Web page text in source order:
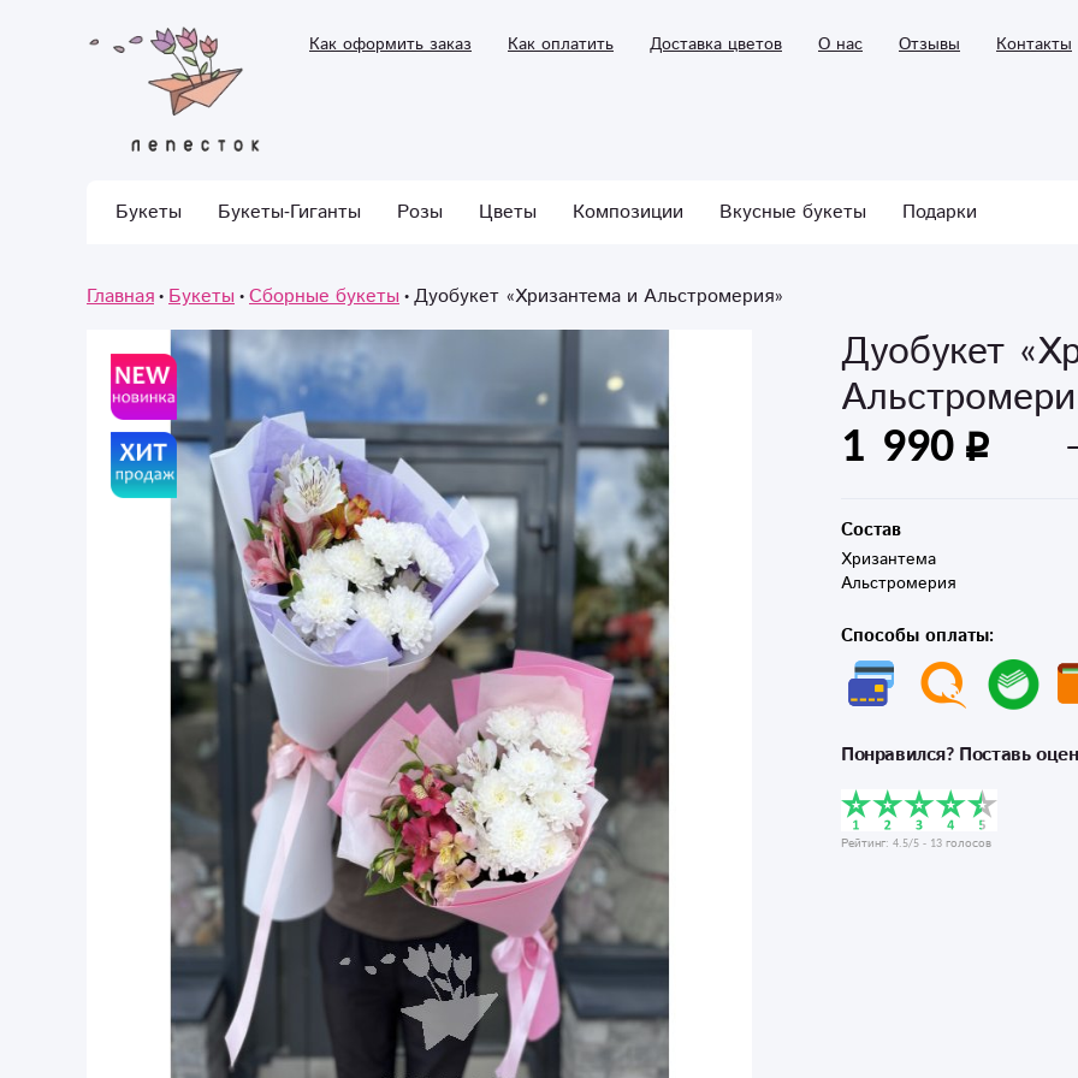
Как оформить заказ Как оплатить Доставка цветов О нас Отзывы Контакты
Букеты Букеты-Гиганты Розы Цветы Композиции Вкусные букеты Подарки
Главная Букеты Сборные букеты Дуобукет «Хризантема и Альстромерия»
Дуобукет
1 990
Состав
Хризантема
Альстромерия
Способы оплаты:
Понравился? Поставь
Рейтинг: 4.5/5 - 13 голосов